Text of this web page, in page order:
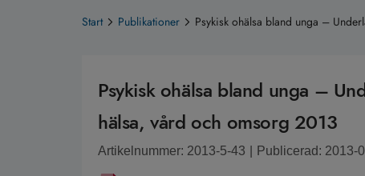
Start Publikationer Psykisk ohälsa bland unga –
Psykisk ohälsa bland unga –
hälsa, vård och omsorg 2013
Artikelnummer: 2013-5-43 Publicerad: 2013-